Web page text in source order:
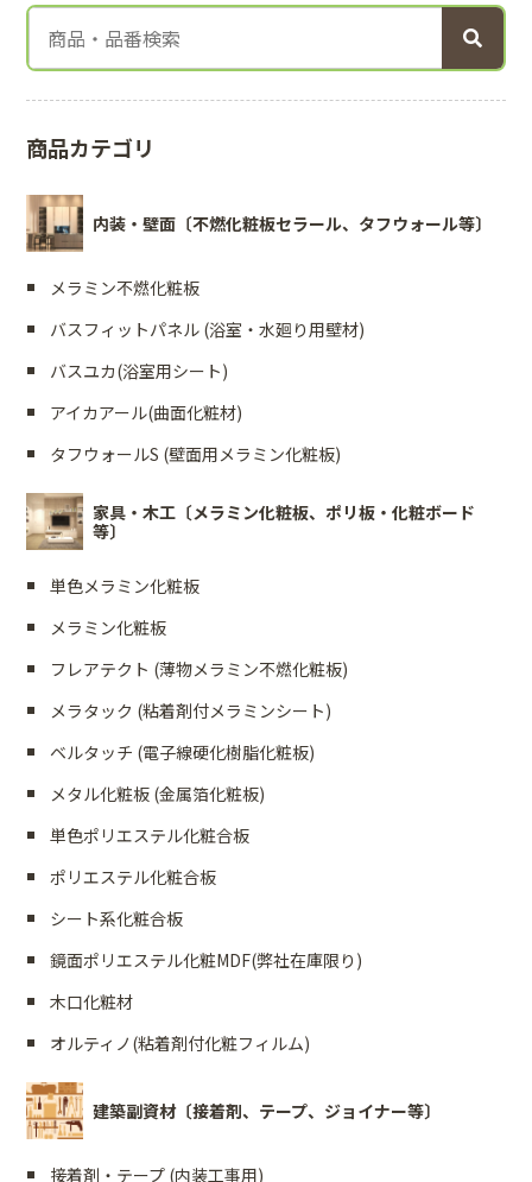
商品カテゴリ
内装・壁面〔不燃化粧板セラール、タフウォール等〕
メラミン不燃化粧板
バスフィットパネル (浴室・水廻り用壁材)
バスユカ(浴室用シート)
アイカアール(曲面化粧材)
タフウォールS (壁面用メラミン化粧板)
家具・木工〔メラミン化粧板、ポリ板・化粧ボード
等〕
単色メラミン化粧板
メラミン化粧板
フレアテクト (薄物メラミン不燃化粧板)
メラタック (粘着剤付メラミンシート)
ベルタッチ (電子線硬化樹脂化粧板)
メタル化粧板 (金属箔化粧板)
単色ポリエステル化粧合板
ポリエステル化粧合板
シート系化粧合板
鏡面ポリエステル化粧MDF(弊社在庫限り)
木口化粧材
オルティノ(粘着剤付化粧フィルム)
建築副資材〔接着剤、テープ、ジョイナー等〕
接着剤・テープ (内装工事用)